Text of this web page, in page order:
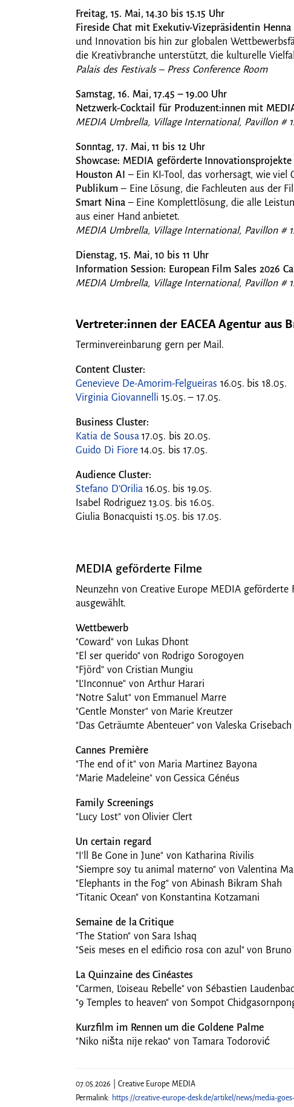
Freitag, 15. Mai, 14.30 bis 15.15 Uhr
Fireside Chat mit Exekutiv-Vizepräsidentin
und Innovation bis hin zur globalen
die Kreativbranche unterstützt, die kulturelle
Palais des Festivals – Press Conference Room
Samstag, 16. Mai, 17.45 – 19.00 Uhr
Netzwerk-Cocktail für Produzent:innen mit
MEDIA Umbrella, Village International, Pavillon #
Sonntag, 17. Mai, 11 bis 12 Uhr
Showcase: MEDIA geförderte Innovationsprojekte
Houston AI – Ein KI-Tool, das vorhersagt, wie
Publikum – Eine Lösung, die Fachleuten aus der
Smart Nina– Eine Komplettlösung, die alle
aus einer Hand anbietet.
MEDIA Umbrella, Village International, Pavillon #
Dienstag, 15. Mai, 10 bis 11 Uhr
Information Session: European Film Sales 2026
MEDIA Umbrella, Village International, Pavillon #
Vertreter:innen der EACEA Agentur aus
Terminvereinbarung gern per Mail.
Content Cluster:
Genevieve De-Amorim-Felgueiras 16.05. bis 18.05.
Virginia Giovannelli 15.05. – 17.05.
Business Cluster:
Katia de Sousa17.05. bis 20.05.
Guido Di Fiore14.05. bis 17.05.
Audience Cluster:
Stefano D’Orilia16.05. bis 19.05.
Isabel Rodriguez 13.05. bis 16.05.
Giulia Bonacquisti 15.05. bis 17.05.
MEDIA geförderte Filme
Neunzehn von Creative Europe MEDIA
ausgewählt.
Wettbewerb
"Coward" von Lukas Dhont
"El ser querido" von Rodrigo Sorogoyen
"Fjörd" von Cristian Mungiu
"L'Inconnue" von Arthur Harari
"Notre Salut" von Emmanuel Marre
"Gentle Monster" von Marie Kreutzer
"Das Geträumte Abenteuer" von Valeska Grisebach
Cannes Première
"The end of it" von Maria Martinez Bayona
"Marie Madeleine" von Gessica Généus
Family Screenings
"Lucy Lost" von Olivier Clert
Un certain regard
"I'll Be Gone in June" von Katharina Rivilis
"Siempre soy tu animal materno" von Valentina
"Elephants in the Fog" von Abinash Bikram Shah
"Titanic Ocean" von Konstantina Kotzamani
Semaine de la Critique
"The Station" von Sara Ishaq
"Seis meses en el edificio rosa con azul" von
La Quinzaine des Cinéastes
"Carmen, L'oiseau Rebelle" von Sébastien
"9 Temples to heaven" von Sompot
Kurzfilm im Rennen um die Goldene Palme
"Niko ništa nije rekao" von Tamara Todorović
07.05.2026 | Creative Europe MEDIA
Permalink: https://creative-europe-desk.de/artikel/news/media-